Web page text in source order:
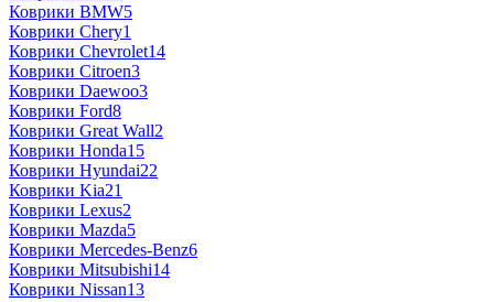
Коврики BMW5
Коврики Chery1
Коврики Chevrolet14
Коврики Citroen3
Коврики Daewoo3
Коврики Ford8
Коврики Great Wall2
Коврики Honda15
Коврики Hyundai22
Коврики Kia21
Коврики Lexus2
Коврики Mazda5
Коврики Mercedes-Benz6
Коврики Mitsubishi14
Коврики Nissan13